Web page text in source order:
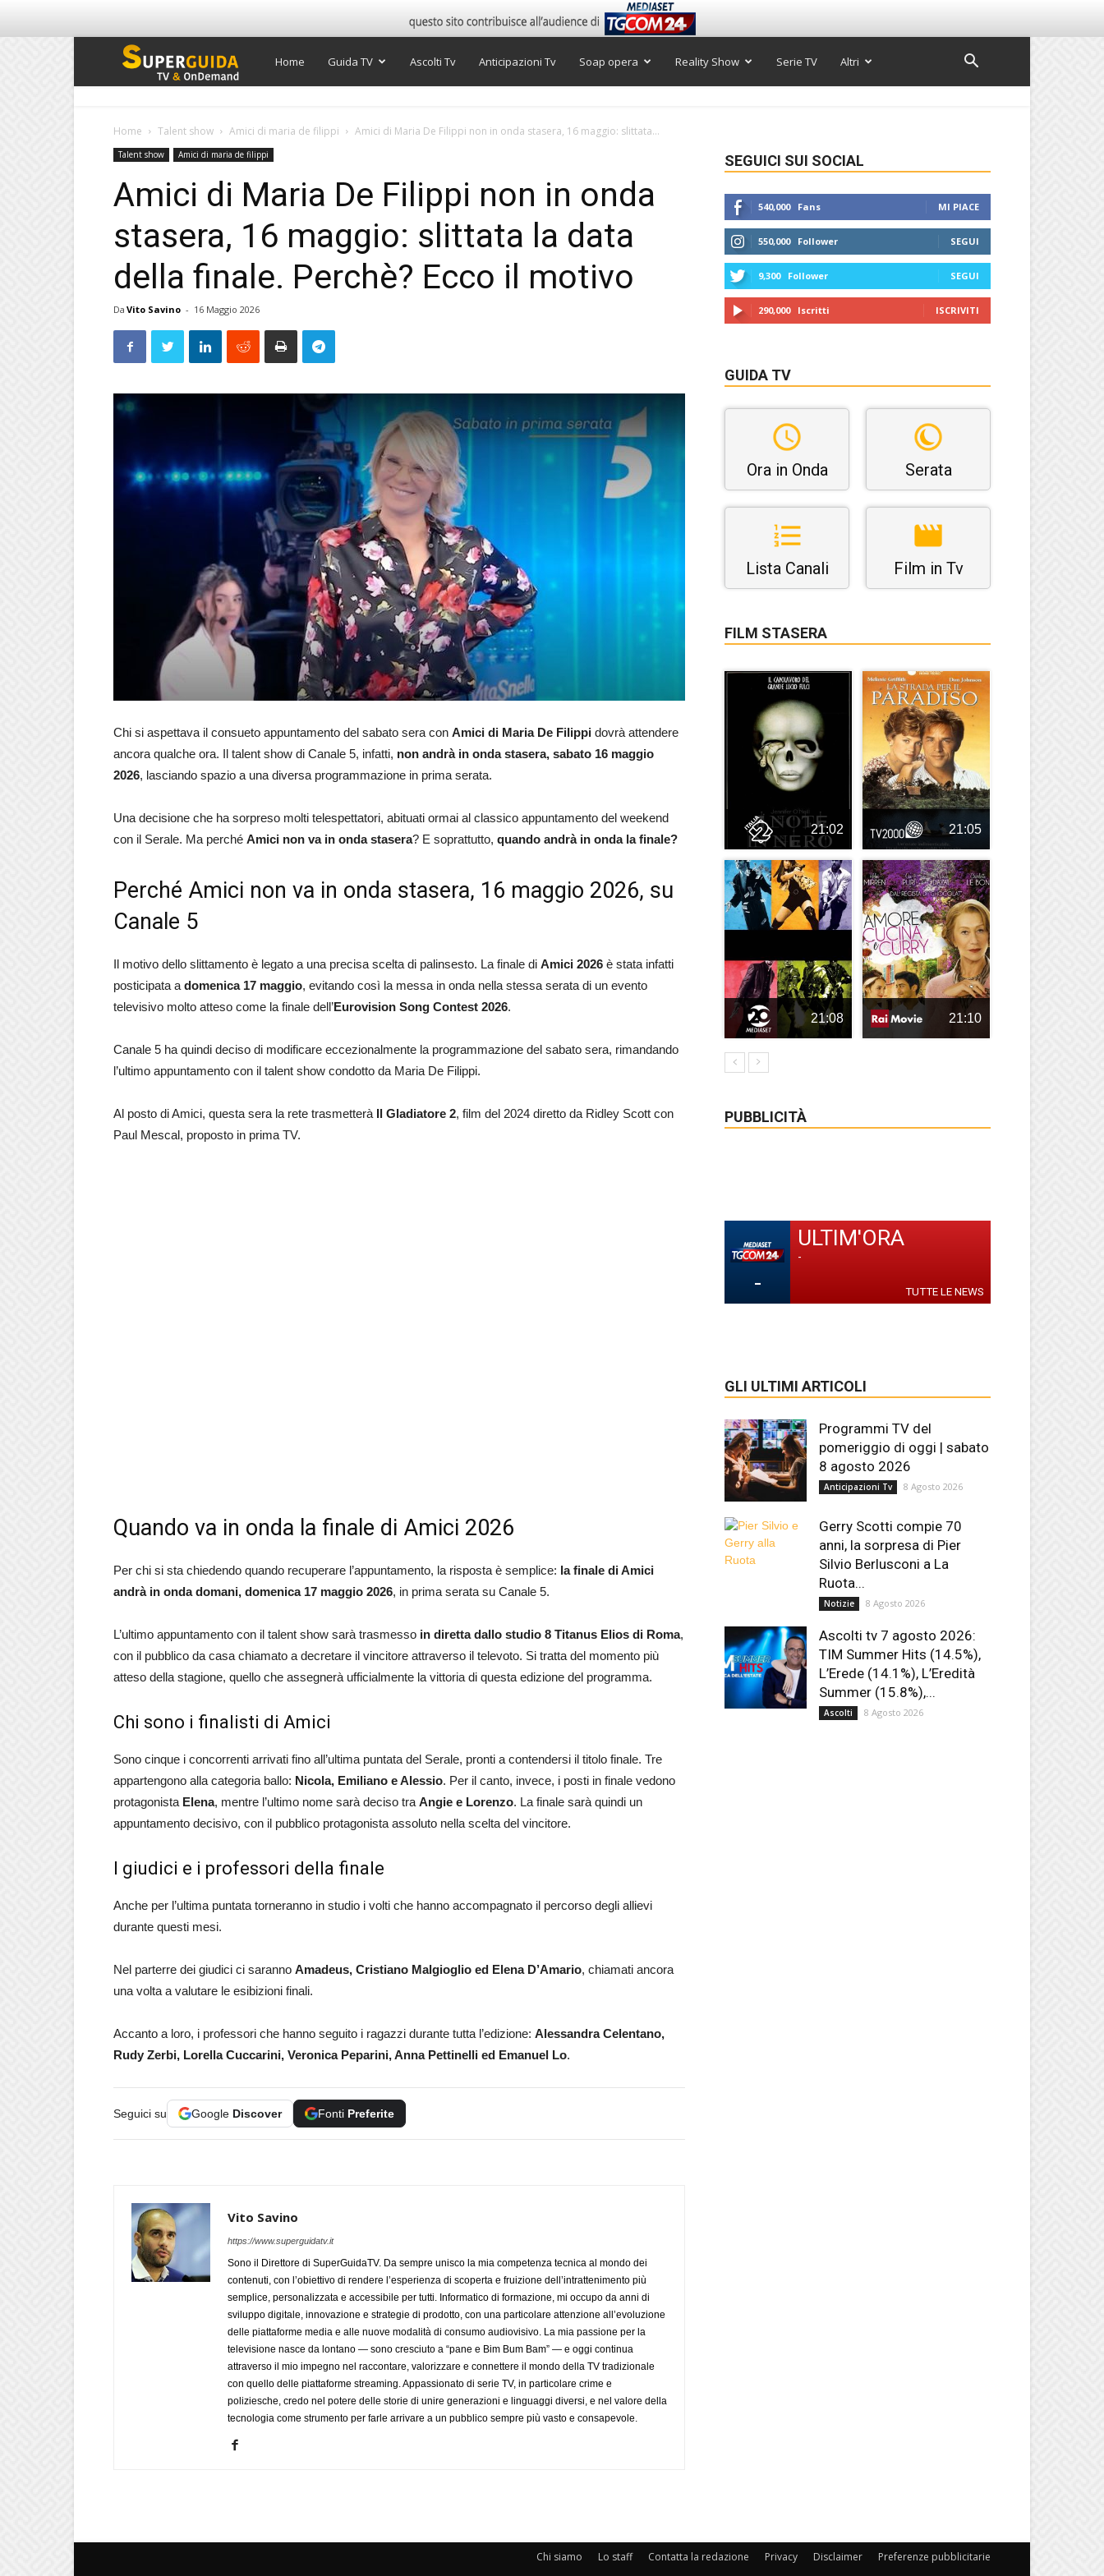
Super
TV
Home Guida TV Ascolti Tv Anticipazioni Tv Soap opera Reality Show Serie TV Altri
Home Talent show Amici di maria de filippi Amici di Maria De Filippi non in onda stasera, 16 maggio: slittata...
Talent show Amici di maria de filippi
Amici di Maria De Filippi non in onda
stasera, 16 maggio: slittata la data
della finale. Perchè? Ecco il motivo
Da Vito Savino - 16 Maggio 2026
Chi si aspettava il consueto appuntamento del sabato sera con Amici di Maria De Filippi dovrà attendere
ancora qualche ora. Il talent show di Canale 5, infatti, non andrà in onda stasera, sabato 16 maggio
2026, lasciando spazio a una diversa programmazione in prima serata.
Una decisione che ha sorpreso molti telespettatori, abituati ormai al classico appuntamento del weekend
con il Serale. Ma perché Amici non va in onda stasera? E soprattutto, quando andrà in onda la finale?
Perché Amici non va in onda stasera, 16 maggio 2026, su
Canale 5
Il motivo dello slittamento è legato a una precisa scelta di palinsesto. La finale di Amici 2026 è stata infatti
posticipata a domenica 17 maggio, evitando così la messa in onda nella stessa serata di un evento
televisivo molto atteso come la finale dell’Eurovision Song Contest 2026.
Canale 5 ha quindi deciso di modificare eccezionalmente la programmazione del sabato sera, rimandando
l’ultimo appuntamento con il talent show condotto da Maria De Filippi.
Al posto di Amici, questa sera la rete trasmetterà Il Gladiatore 2, film del 2024 diretto da Ridley Scott con
Paul Mescal, proposto in prima TV.
Quando va in onda la finale di Amici 2026
Per chi si sta chiedendo quando recuperare l’appuntamento, la risposta è semplice: la finale di Amici
andrà in onda domani, domenica 17 maggio 2026, in prima serata su Canale 5.
L’ultimo appuntamento con il talent show sarà trasmesso in diretta dallo studio 8 Titanus Elios di Roma,
con il pubblico da casa chiamato a decretare il vincitore attraverso il televoto. Si tratta del momento più
atteso della stagione, quello che assegnerà ufficialmente la vittoria di questa edizione del programma.
Chi sono i finalisti di Amici
Sono cinque i concorrenti arrivati fino all’ultima puntata del Serale, pronti a contendersi il titolo finale. Tre
appartengono alla categoria ballo: Nicola, Emiliano e Alessio. Per il canto, invece, i posti in finale vedono
protagonista Elena, mentre l’ultimo nome sarà deciso tra Angie e Lorenzo. La finale sarà quindi un
appuntamento decisivo, con il pubblico protagonista assoluto nella scelta del vincitore.
I giudici e i professori della finale
Anche per l’ultima puntata torneranno in studio i volti che hanno accompagnato il percorso degli allievi
durante questi mesi.
Nel parterre dei giudici ci saranno Amadeus, Cristiano Malgioglio ed Elena D’Amario, chiamati ancora
una volta a valutare le esibizioni finali.
Accanto a loro, i professori che hanno seguito i ragazzi durante tutta l’edizione: Alessandra Celentano,
Rudy Zerbi, Lorella Cuccarini, Veronica Peparini, Anna Pettinelli ed Emanuel Lo.
Seguici su Google Discover Fonti Preferite
Vito Savino
https://www.superguidatv.it
Sono il Direttore di SuperGuidaTV. Da sempre unisco la mia competenza tecnica al mondo dei
contenuti, con l’obiettivo di rendere l’esperienza di scoperta e fruizione dell’intrattenimento più
semplice, personalizzata e accessibile per tutti. Informatico di formazione, mi occupo da anni di
sviluppo digitale, innovazione e strategie di prodotto, con una particolare attenzione all’evoluzione
delle piattaforme media e alle nuove modalità di consumo audiovisivo. La mia passione per la
televisione nasce da lontano — sono cresciuto a “pane e Bim Bum Bam” — e oggi continua
attraverso il mio impegno nel raccontare, valorizzare e connettere il mondo della TV tradizionale
con quello delle piattaforme streaming. Appassionato di serie TV, in particolare crime e
poliziesche, credo nel potere delle storie di unire generazioni e linguaggi diversi, e nel valore della
tecnologia come strumento per farle arrivare a un pubblico sempre più vasto e consapevole.
SEGUICI SUI SOCIAL
540,000 Fans MI PIACE
550,000 Follower SEGUI
9,300 Follower SEGUI
290,000 Iscritti ISCRIVITI
GUIDA TV
Ora in Onda Serata
Lista Canali Film in Tv
FILM STASERA
21:02 21:05
21:08 21:10
PUBBLICITÀ
-
ULTIM'ORA
-
TUTTE LE NEWS
GLI ULTIMI ARTICOLI
Programmi TV del
pomeriggio di oggi | sabato
8 agosto 2026
Anticipazioni Tv 8 Agosto 2026
Gerry Scotti compie 70
anni, la sorpresa di Pier
Silvio Berlusconi a La
Ruota...
Notizie 8 Agosto 2026
Ascolti tv 7 agosto 2026:
TIM Summer Hits (14.5%),
L’Erede (14.1%), L’Eredità
Summer (15.8%),...
Ascolti 8 Agosto 2026
Chi siamo Lo staff Contatta la redazione Privacy Disclaimer Preferenze pubblicitarie